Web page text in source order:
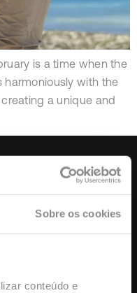
Sobre os cookies
conteúdo e
is a time when the
harmoniously with the
creating a unique and